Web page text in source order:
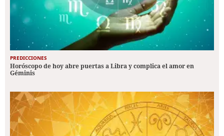
PREDICCIONES
Horóscopo de hoy abre puertas a Libra y complica el amor en
Géminis